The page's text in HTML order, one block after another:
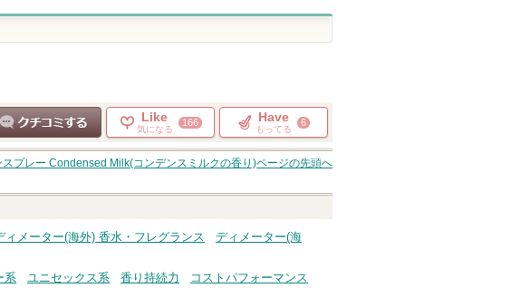
クチコミする
Like
気になる
166 Have
もってる
6
スプレー Condensed Milk(コンデンスミルクの香り)ページの先頭へ
ィメーター(海外) 香水・フレグランス
ディメーター(海
系 ユニセックス系 香り持続力
コストパフォーマンス